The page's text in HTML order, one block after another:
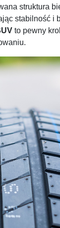
struktura
stabilność i
to pewny